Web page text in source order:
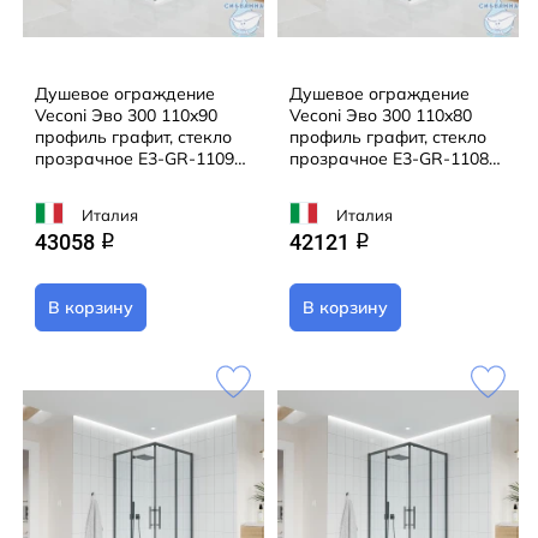
Душевое ограждение
Veconi Эво 300 110x90
профиль графит, стекло
прозрачное E3-GR-11090-
Италия
43058 q
В корзину
Душевое ограждение
Veconi Эво 300 110x80
профиль графит, стекло
прозрачное E3-GR-11080-
Италия
42121 q
В корзину